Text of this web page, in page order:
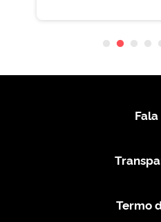
Fala
Termo